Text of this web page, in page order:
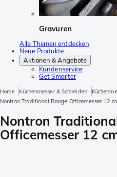
Gravuren
Alle Themen entdecken
Neue Produkte
Aktionen & Angebote
Kundenservice
Get Smarter
Home Küchenmesser & Schneiden
Nontron Traditional Range Officemesser 12
Nontron
Officemesser 12